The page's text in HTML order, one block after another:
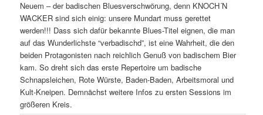
Neuem – der badischen Bluesverschwörung, denn KNOCH´N
WACKER sind sich einig: unsere Mundart muss gerettet
werden!!! Dass sich dafür bekannte Blues-Titel eignen, die man
auf das Wunderlichste “verbadischd”, ist eine Wahrheit, die den
beiden Protagonisten nach reichlich Genuß von badischem Bier
kam. So dreht sich das erste Repertoire um badische
Schnapsleichen, Rote Würste, Baden-Baden, Arbeitsmoral und
Kult-Kneipen. Demnächst weitere Infos zu ersten Sessions im
größeren Kreis.